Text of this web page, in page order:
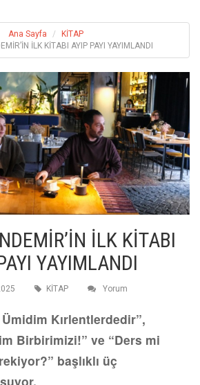
Ana Sayfa
KİTAP
İLK KİTABI AYIP PAYI YAYIMLANDI
İLK KİTABI
YAYIMLANDI
KİTAP Yorum
Kırlentlerdedir”,
Birbirimizi!” ve “Ders mi
başlıklı üç